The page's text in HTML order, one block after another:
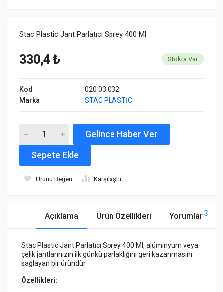
Stac Plastic Jant Parlatıcı Sprey 400 Ml
330,4 ₺ Stokta Var
Kod
020 03 032
Marka
STAC PLASTİC
Gelince Haber Ver
Sepete Ekle
Ürünü Beğen Karşılaştır
Açıklama Ürün Özellikleri Yorumlar3
Stac Plastic Jant Parlatıcı Sprey 400 Ml, alüminyum veya
çelik jantlarınızın ilk günkü parlaklığını geri kazanmasını
sağlayan bir üründür.
Özellikleri: